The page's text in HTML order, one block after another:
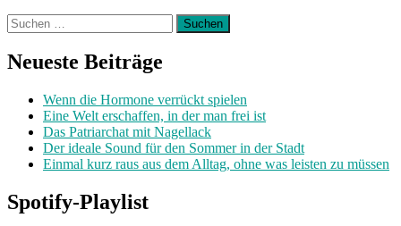
Suchen
nach:
Neueste Beiträge
Wenn die Hormone verrückt spielen
Eine Welt erschaffen, in der man frei ist
Das Patriarchat mit Nagellack
Der ideale Sound für den Sommer in der Stadt
Einmal kurz raus aus dem Alltag, ohne was leisten zu müssen
Spotify-Playlist